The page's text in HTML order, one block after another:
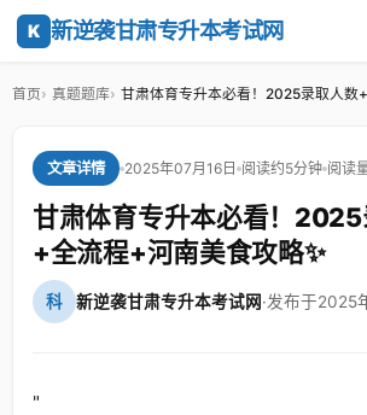
K 新逆袭甘肃专升本考试网
首页 真题题库 甘肃体育专升本必看！2025录取人数
文章详情 2025年07月16日 阅读约5分钟 阅读
甘肃体育专升本必看！
+全流程+河南美食攻略✨
科 新逆袭甘肃专升本考试网·发布于2025
"